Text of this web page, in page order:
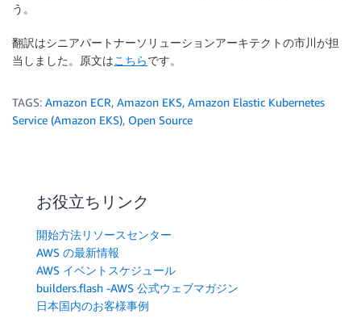
う。
翻訳はシニアパートナーソリューションアーキテクトの市川が担
当しました。原文はこちらです。
TAGS: Amazon ECR, Amazon EKS, Amazon Elastic Kubernetes
Service (Amazon EKS), Open Source
お役立ちリンク
開始方法リソースセンター
AWS の最新情報
AWS イベントスケジュール
builders.flash -AWS 公式ウェブマガジン
日本国内のお客様事例